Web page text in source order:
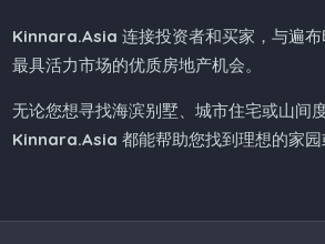
Kinnara.Asia 连接投资者和买家，与遍
最具活力市场的优质房地产机会。
无论您想寻找海滨别墅、城市住宅或山间
Kinnara.Asia 都能帮助您找到理想的家园